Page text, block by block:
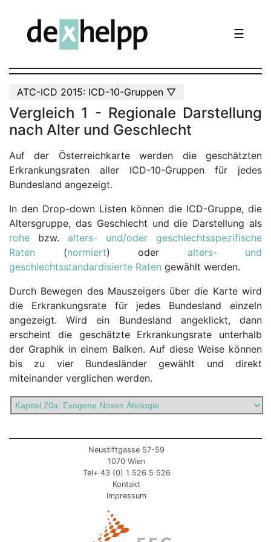
☰
ATC-ICD 2015: ICD-10-Gruppen ▽
Vergleich 1 - Regionale Darstellung
nach Alter und Geschlecht
Auf der Österreichkarte werden die geschätzten
Erkrankungsraten aller ICD-10-Gruppen für jedes
Bundesland angezeigt.
In den Drop-down Listen können die ICD-Gruppe, die
Altersgruppe, das Geschlecht und die Darstellung als
rohe bzw. alters- und/oder geschlechtsspezifische
Raten (normiert) oder alters- und
geschlechtsstandardisierte Raten gewählt werden.
Durch Bewegen des Mauszeigers über die Karte wird
die Erkrankungsrate für jedes Bundesland einzeln
angezeigt. Wird ein Bundesland angeklickt, dann
erscheint die geschätzte Erkrankungsrate unterhalb
der Graphik in einem Balken. Auf diese Weise können
bis zu vier Bundesländer gewählt und direkt
miteinander verglichen werden.
Neustiftgasse 57-59
1070 Wien
Tel+ 43 (0) 1 526 5 526
Kontakt
Impressum